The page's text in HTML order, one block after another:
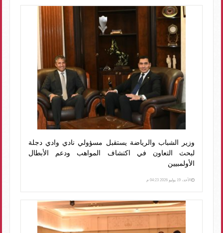
وزير الشباب والرياضة يستقبل مسؤولي نادي وادي دجلة
لبحث التعاون في اكتشاف المواهب ودعم الأبطال
الأولمبيين
الأحد، 19 يوليو 2026 04:23 م